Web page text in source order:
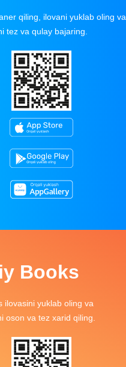
qiling, ilovani yuklab oling va
tez va qulay bajaring.
Books
ilovasini yuklab oling va
oson va tez xarid qiling.